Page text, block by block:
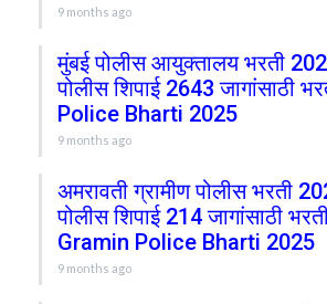
9 months ago
मुंबई पोलीस आयुक्तालय भरती
पोलीस शिपाई 2643 जागांसाठी
Police Bharti 2025
9 months ago
अमरावती ग्रामीण पोलीस भरती
पोलीस शिपाई 214 जागांसाठी
Gramin Police Bharti 2025
9 months ago